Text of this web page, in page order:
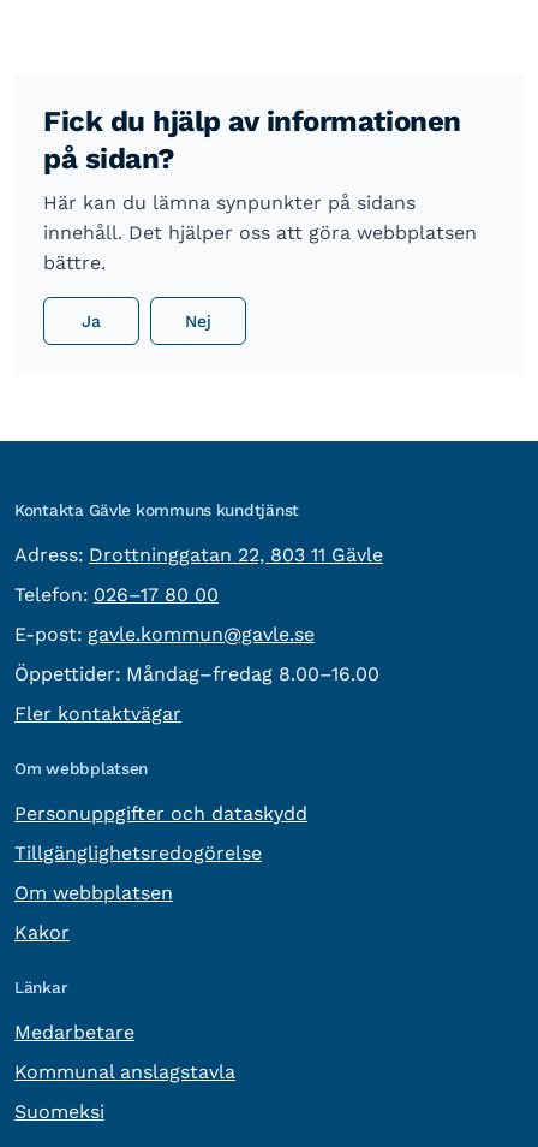
Fick du hjälp av informationen
på sidan?
Här kan du lämna synpunkter på sidans
innehåll. Det hjälper oss att göra webbplatsen
bättre.
Ja Nej
Kontakta Gävle kommuns kundtjänst
Adress: besöksadress:
Drottninggatan 22, 803 11 Gävle
Telefon: Telefon:
026–17 80 00
E-post: E-post:
gavle.kommun@gavle.se
Öppettider: Måndag–fredag 8.00–16.00
Fler kontaktvägar
Om webbplatsen
Personuppgifter och dataskydd
Tillgänglighetsredogörelse
Om webbplatsen
Kakor
Länkar
Medarbetare
Kommunal anslagstavla
Suomeksi